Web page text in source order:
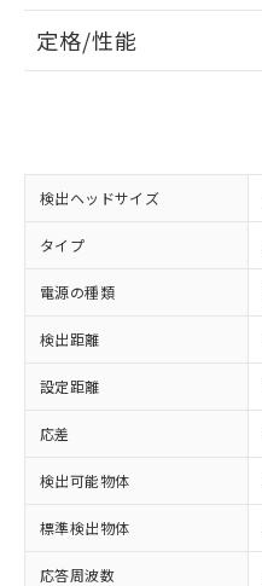
定格/性能
検出ヘッドサイズ
タイプ
電源の種類
検出距離
設定距離
応差
検出可能物体
標準検出物体
応答周波数